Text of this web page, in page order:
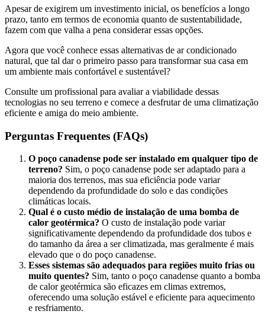
Apesar de exigirem um investimento inicial, os benefícios a longo
prazo, tanto em termos de economia quanto de sustentabilidade,
fazem com que valha a pena considerar essas opções.
Agora que você conhece essas alternativas de ar condicionado
natural, que tal dar o primeiro passo para transformar sua casa em
um ambiente mais confortável e sustentável?
Consulte um profissional para avaliar a viabilidade dessas
tecnologias no seu terreno e comece a desfrutar de uma climatização
eficiente e amiga do meio ambiente.
Perguntas Frequentes (FAQs)
O poço canadense pode ser instalado em qualquer tipo de
terreno? Sim, o poço canadense pode ser adaptado para a
maioria dos terrenos, mas sua eficiência pode variar
dependendo da profundidade do solo e das condições
climáticas locais.
Qual é o custo médio de instalação de uma bomba de
calor geotérmica? O custo de instalação pode variar
significativamente dependendo da profundidade dos tubos e
do tamanho da área a ser climatizada, mas geralmente é mais
elevado que o do poço canadense.
Esses sistemas são adequados para regiões muito frias ou
muito quentes? Sim, tanto o poço canadense quanto a bomba
de calor geotérmica são eficazes em climas extremos,
oferecendo uma solução estável e eficiente para aquecimento
e resfriamento.